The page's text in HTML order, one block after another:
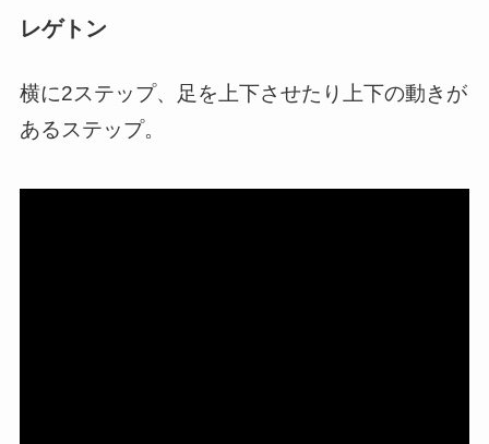
レゲトン
横に2ステップ、足を上下させたり上下の動きが
あるステップ。